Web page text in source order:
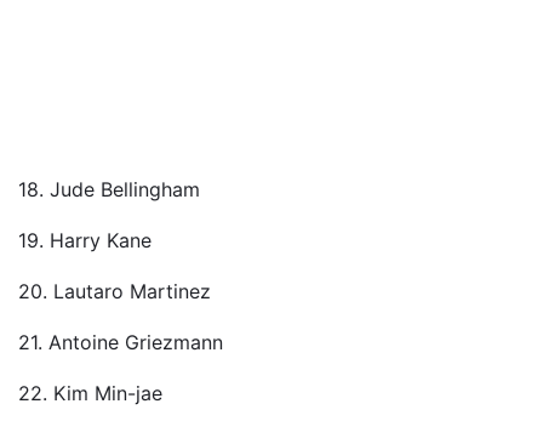
18. Jude Bellingham
19. Harry Kane
20. Lautaro Martinez
21. Antoine Griezmann
22. Kim Min-jae